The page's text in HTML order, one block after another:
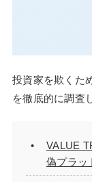
投資家を欺くた
を徹底的に調査
VALUE
偽プラッ